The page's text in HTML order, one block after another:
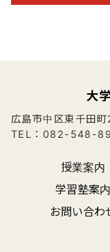
広島市中区東千田
TEL：082-548-
授業案内
学習塾案内
お問い合わ